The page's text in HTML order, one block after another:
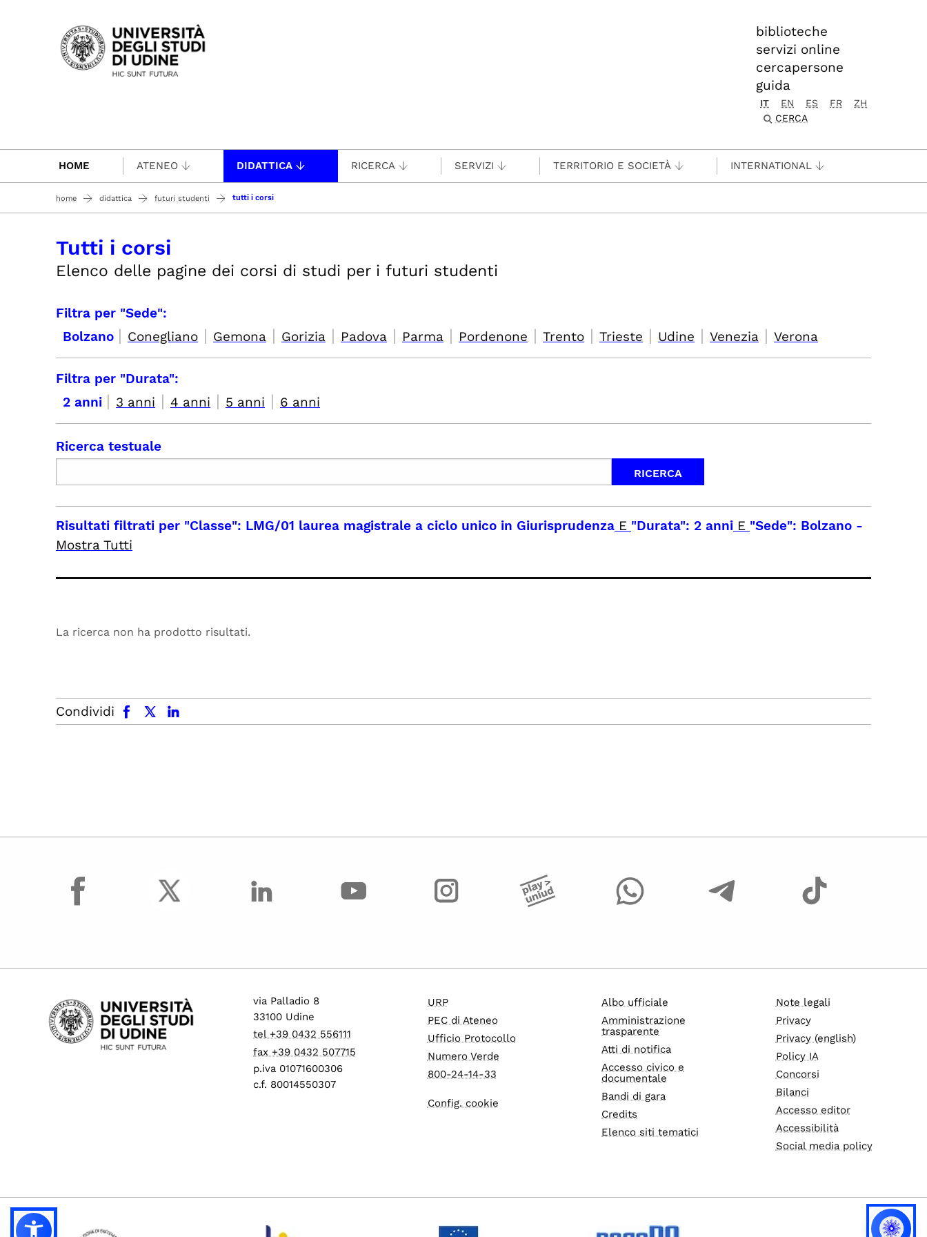
Passa al contenuto principale
biblioteche
servizi online
cercapersone
guida
IT EN ES FR
ZH
CERCA
HOME ATENEO DIDATTICA RICERCA SERVIZI TERRITORIO E SOCIETÀ INTERNATIONAL
home didattica futuri studenti tutti i corsi
Tutti i corsi
Elenco delle pagine dei corsi di studi per i futuri studenti
Filtra per "Sede":
Bolzano | Conegliano | Gemona | Gorizia | Padova | Parma | Pordenone | Trento | Trieste | Udine | Venezia | Verona
Filtra per "Durata":
2 anni | 3 anni | 4 anni | 5 anni | 6 anni
Ricerca testuale
Risultati filtrati per "Classe": LMG/01 laurea magistrale a ciclo unico in Giurisprudenza E "Durata": 2 anni E "Sede": Bolzano -
Mostra Tutti
La ricerca non ha prodotto risultati.
Condividi
facebook x.com linkedin
facebook
via Palladio 8
33100 Udine
tel +39 0432 556111
fax +39 0432 507715
p.iva 01071600306
c.f. 80014550307
URP
PEC di Ateneo
Ufficio Protocollo
Numero Verde
800-24-14-33
Config. cookie
Albo ufficiale
Amministrazione
trasparente
Atti di notifica
Accesso civico e
documentale
Bandi di gara
Credits
Elenco siti tematici
Note legali
Privacy
Privacy (english)
Policy IA
Concorsi
Bilanci
Accesso editor
Accessibilità
Social media policy